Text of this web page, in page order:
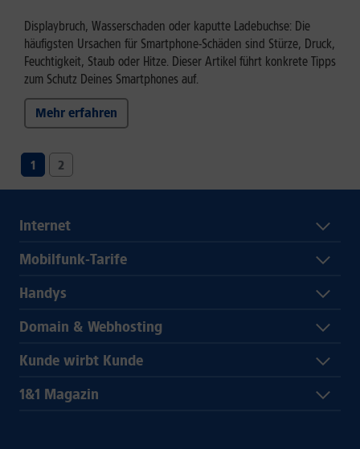
Displaybruch, Wasserschaden oder kaputte Ladebuchse: Die
häufigsten Ursachen für Smartphone-Schäden sind Stürze, Druck,
Feuchtigkeit, Staub oder Hitze. Dieser Artikel führt konkrete Tipps
zum Schutz Deines Smartphones auf.
Mehr erfahren
1 2
Internet
Mobilfunk-Tarife
Handys
Domain & Webhosting
Kunde wirbt Kunde
1&1 Magazin